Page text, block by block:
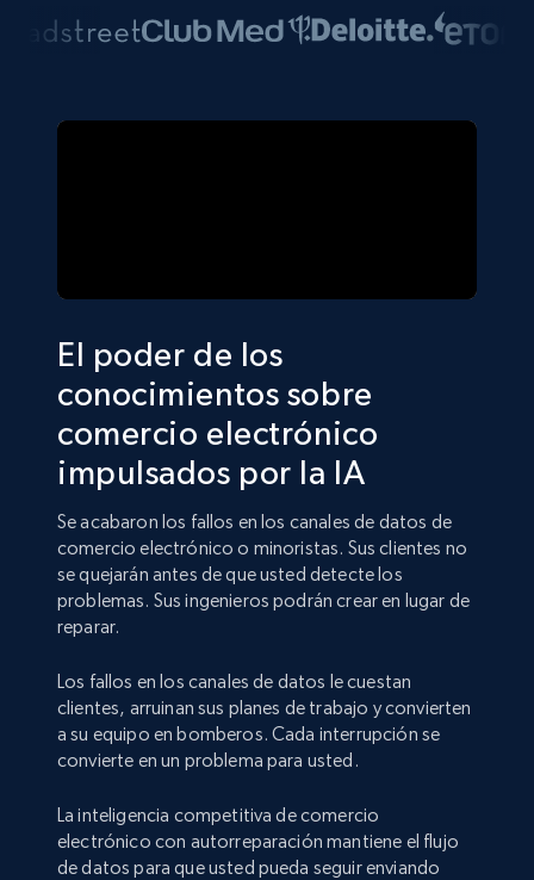
El poder de los
conocimientos sobre
comercio electrónico
impulsados por la IA
Se acabaron los fallos en los canales de datos de
comercio electrónico o minoristas. Sus clientes no
se quejarán antes de que usted detecte los
problemas. Sus ingenieros podrán crear en lugar de
reparar.
Los fallos en los canales de datos le cuestan
clientes, arruinan sus planes de trabajo y convierten
a su equipo en bomberos. Cada interrupción se
convierte en un problema para usted.
La inteligencia competitiva de comercio
electrónico con autorreparación mantiene el flujo
de datos para que usted pueda seguir enviando